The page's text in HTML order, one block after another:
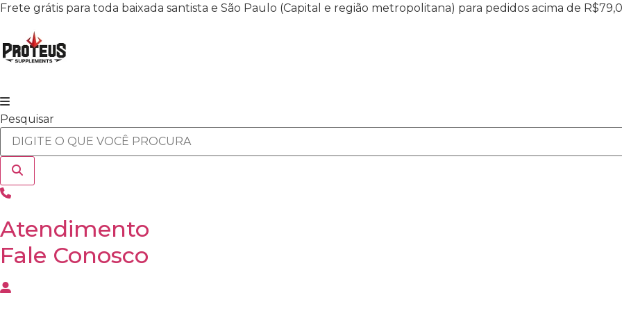
Ir
o
conteúdo
Frete grátis para toda baixada santista e São Paulo (Capital e região metropolitana) para pedidos acima de
Pesquisar
Atendimento
Fale Conosco